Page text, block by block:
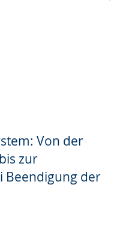
Von der
zur
Beendigung der